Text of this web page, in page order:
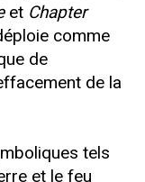
et Chapter
comme
de
de la
tels
et le feu